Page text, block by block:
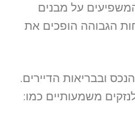
על מבנים
הגבוהה הופכים את
ובבריאות הדיירים.
משמעותיים כמו: